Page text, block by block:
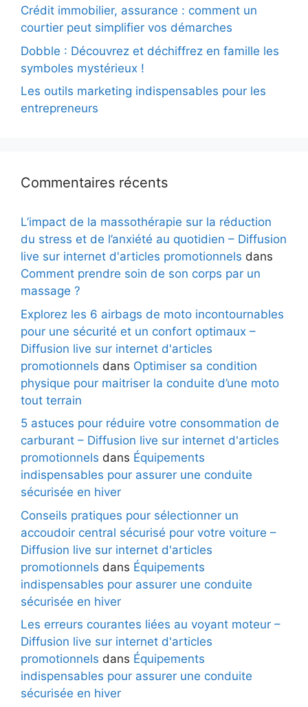
Crédit immobilier, assurance : comment un
courtier peut simplifier vos démarches
Dobble : Découvrez et déchiffrez en famille les
symboles mystérieux !
Les outils marketing indispensables pour les
entrepreneurs
Commentaires récents
L’impact de la massothérapie sur la réduction
du stress et de l’anxiété au quotidien – Diffusion
live sur internet d'articles promotionnels dans
Comment prendre soin de son corps par un
massage ?
Explorez les 6 airbags de moto incontournables
pour une sécurité et un confort optimaux –
Diffusion live sur internet d'articles
promotionnels dans Optimiser sa condition
physique pour maitriser la conduite d’une moto
tout terrain
5 astuces pour réduire votre consommation de
carburant – Diffusion live sur internet d'articles
promotionnels dans Équipements
indispensables pour assurer une conduite
sécurisée en hiver
Conseils pratiques pour sélectionner un
accoudoir central sécurisé pour votre voiture –
Diffusion live sur internet d'articles
promotionnels dans Équipements
indispensables pour assurer une conduite
sécurisée en hiver
Les erreurs courantes liées au voyant moteur –
Diffusion live sur internet d'articles
promotionnels dans Équipements
indispensables pour assurer une conduite
sécurisée en hiver